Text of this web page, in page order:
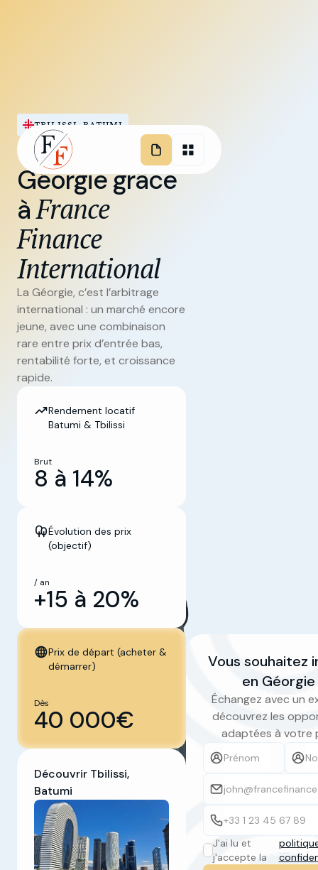
TBILISSI, BATUMI
Investissez en
Géorgie grâce
àFrance
Finance
International
La Géorgie, c’est l’arbitrage
international : un marché encore
jeune, avec une combinaison
rare entre prix d’entrée bas,
rentabilité forte, et croissance
rapide.
Rendement locatif
Batumi & Tbilissi
Brut
8 à 14%
Évolution des prix
(objectif)
/ an
+15 à 20%
Prix de départ (acheter &
démarrer)
Dès
40 000€
Découvrir Tbilissi,
Batumi
Vous souhaitez
en Géorgie
Échangez avec un
découvrez les
adaptées à votre
J'ai lu et
j'accepte la